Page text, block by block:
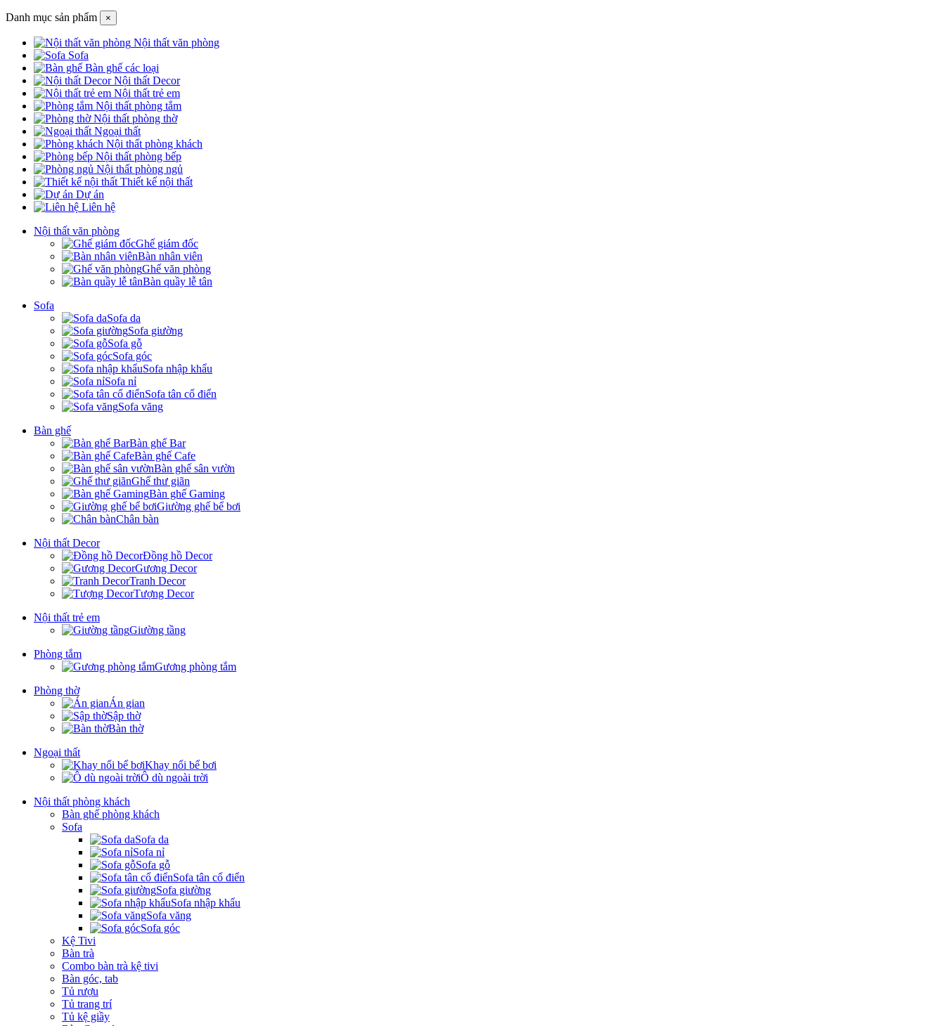
Danh mục sản phẩm ×
Nội thất văn phòng
Sofa
Bàn ghế các loại
Nội thất Decor
Nội thất trẻ em
Nội thất phòng tắm
Nội thất phòng thờ
Ngoại thất
Nội thất phòng khách
Nội thất phòng bếp
Nội thất phòng ngủ
Thiết kế nội thất
Dự án
Liên hệ
Nội thất văn phòng
Ghế giám đốc
Bàn nhân viên
Ghế văn phòng
Bàn quầy lễ tân
Sofa
Sofa da
Sofa giường
Sofa gỗ
Sofa góc
Sofa nhập khẩu
Sofa nỉ
Sofa tân cổ điển
Sofa văng
Bàn ghế
Bàn ghế Bar
Bàn ghế Cafe
Bàn ghế sân vườn
Ghế thư giãn
Bàn ghế Gaming
Giường ghế bể bơi
Chân bàn
Nội thất Decor
Đồng hồ Decor
Gương Decor
Tranh Decor
Tượng Decor
Nội thất trẻ em
Giường tầng
Phòng tắm
Gương phòng tắm
Phòng thờ
Án gian
Sập thờ
Bàn thờ
Ngoại thất
Khay nổi bể bơi
Ô dù ngoài trời
Nội thất phòng khách
Bàn ghế phòng khách
Sofa
Sofa da
Sofa nỉ
Sofa gỗ
Sofa tân cổ điển
Sofa giường
Sofa nhập khẩu
Sofa văng
Sofa góc
Kệ Tivi
Bàn trà
Combo bàn trà kệ tivi
Bàn góc, tab
Tủ rượu
Tủ trang trí
Tủ kệ giầy